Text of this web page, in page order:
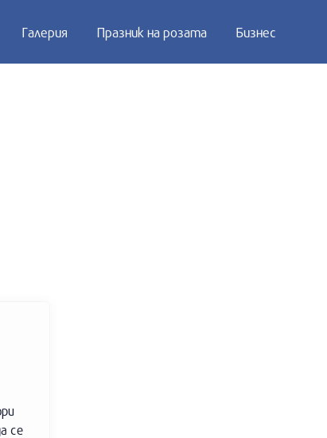
Галерия Празник на розата Бизнес
се